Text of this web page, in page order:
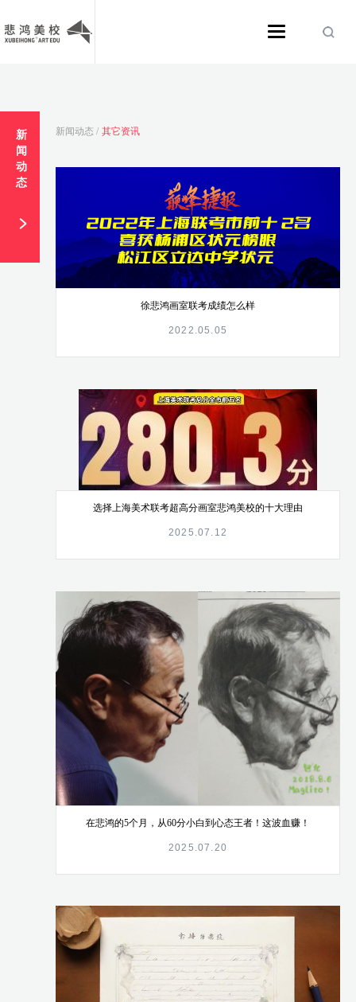
新
闻
动
态
新闻动态 / 其它资讯
徐悲鸿画室联考成绩怎么样
2022.05.05
选择上海美术联考超高分画室悲鸿美校的十大理由
2025.07.12
在悲鸿的5个月，从60分小白到心态王者！这波血赚！
2025.07.20